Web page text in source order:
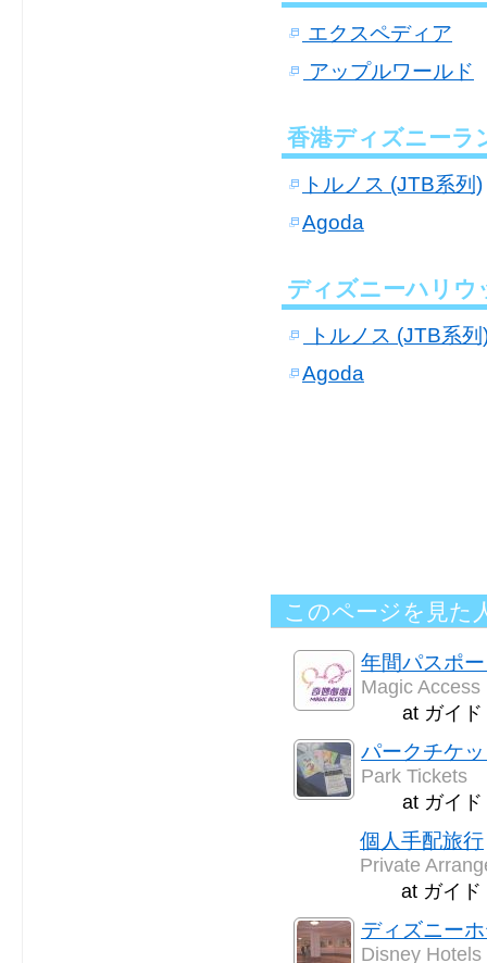
エクスペディア
アップルワールド
香港ディズニーラ
トルノス (JTB系列)
Agoda
ディズニーハリウ
トルノス (JTB系列
Agoda
このページを見た
年間パスポ
Magic Access
at ガイ
パークチケ
Park Tickets
at ガイ
個人手配旅行
Private
at ガイド
ディズニー
Disney